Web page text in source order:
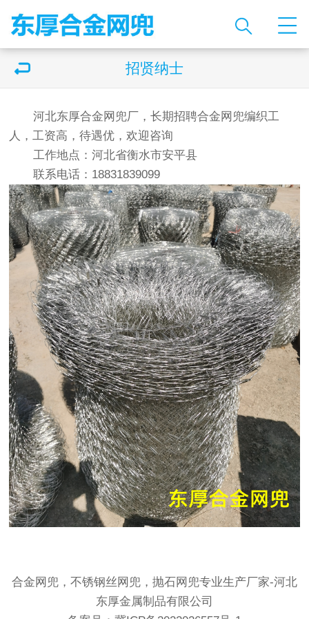
招贤纳士
河北东厚合金网兜厂，长期招聘合金网兜编织工
人，工资高，待遇优，欢迎咨询
工作地点：河北省衡水市安平县
联系电话：18831839099
合金网兜，不锈钢丝网兜，抛石网兜专业生产厂家-河北
东厚金属制品有限公司